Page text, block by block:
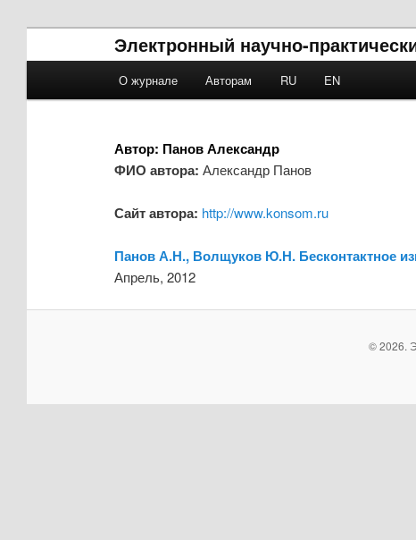
Электронный научно-
Skip to primary content
Skip to secondary content
О журнале Авторам RU EN
Автор: Панов Александр
ФИО автора: Александр Панов
Сайт автора: http://www.konsom.ru
Панов А.Н., Волщуков Ю.Н. Бесконтактное
Апрель, 2012
© 2026.